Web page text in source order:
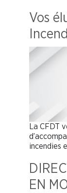
Vos
La CFDT
incendies
EN